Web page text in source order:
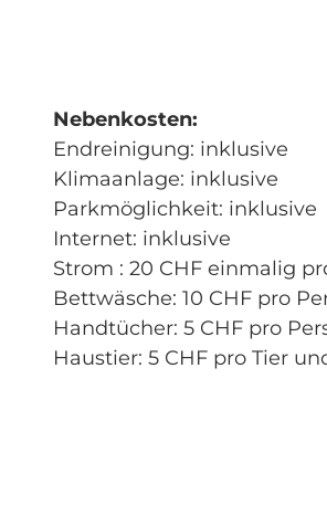
Nebenkosten:
Endreinigung: inklusive
Klimaanlage: inklusive
Parkmöglichkeit: inklusive
Internet: inklusive
Strom : 20 CHF einmalig
Bettwäsche: 10 CHF pro
Handtücher: 5 CHF pro
Haustier: 5 CHF pro Tier